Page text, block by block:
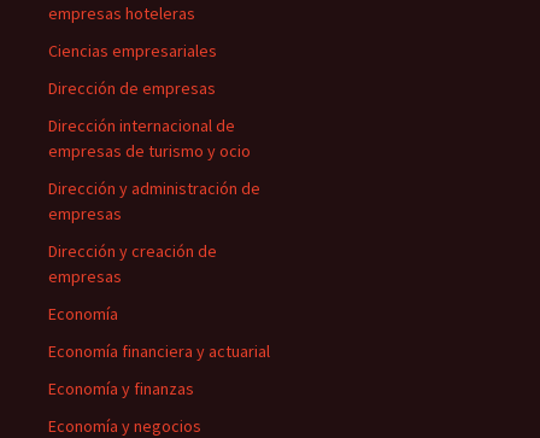
empresas hoteleras
Ciencias empresariales
Dirección de empresas
Dirección internacional de
empresas de turismo y ocio
Dirección y administración de
empresas
Dirección y creación de
empresas
Economía
Economía financiera y actuarial
Economía y finanzas
Economía y negocios